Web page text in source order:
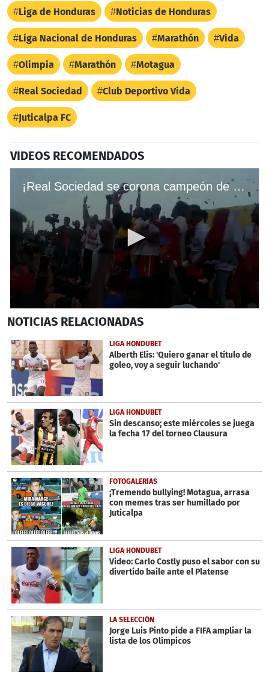
Liga de Honduras Noticias de Honduras
Liga Nacional de Honduras Marathón Vida
Olimpia Marathón Motagua
Real Sociedad Club Deportivo Vida
Juticalpa FC
VIDEOS RECOMENDADOS
¡Real Sociedad se corona campeón de la Liga de Ascenso en Honduras!
seconds
1
minute,
2
seconds
NOTICIAS RELACIONADAS
LIGA HONDUBET
Alberth Elis: 'Quiero ganar el título de
goleo, voy a seguir luchando'
LIGA HONDUBET
Sin descanso; este miércoles se juega
la fecha 17 del torneo Clausura
FOTOGALERÍAS
¡Tremendo bullying! Motagua, arrasa
con memes tras ser humillado por
Juticalpa
LIGA HONDUBET
Video: Carlo Costly puso el sabor con su
divertido baile ante el Platense
LA SELECCIÓN
Jorge Luis Pinto pide a FIFA ampliar la
lista de los Olímpicos